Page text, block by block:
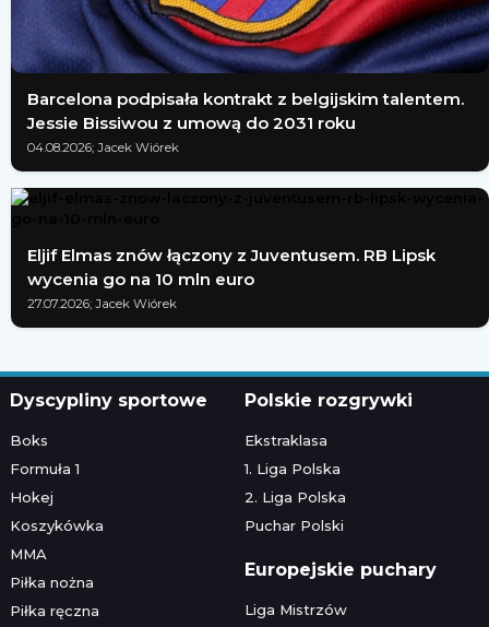
Barcelona podpisała kontrakt z belgijskim talentem.
Jessie Bissiwou z umową do 2031 roku
04.08.2026; Jacek Wiórek
Eljif Elmas znów łączony z Juventusem. RB Lipsk
wycenia go na 10 mln euro
27.07.2026; Jacek Wiórek
Dyscypliny sportowe
Boks
Formuła 1
Hokej
Koszykówka
MMA
Piłka nożna
Piłka ręczna
Polskie rozgrywki
Ekstraklasa
1. Liga Polska
2. Liga Polska
Puchar Polski
Europejskie puchary
Liga Mistrzów